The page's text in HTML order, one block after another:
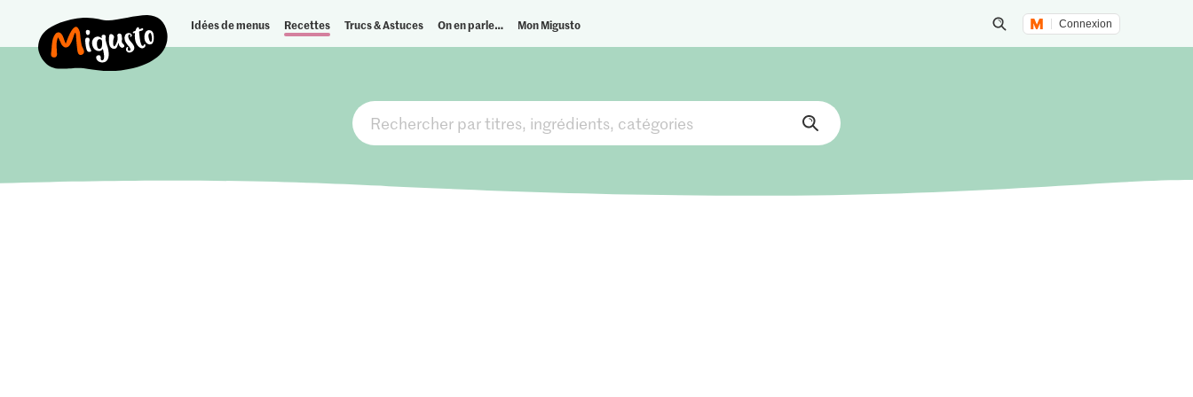
Idées de menus Recettes Trucs & Astuces On en parle… Mon Migusto
Lancer une recherche
Connexion